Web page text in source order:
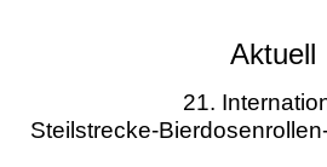
Literatur
Aktuell
21.
Steilstrecke-